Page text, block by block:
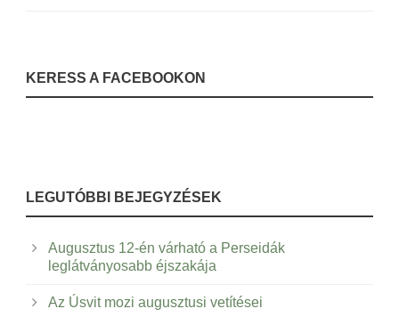
KERESS A FACEBOOKON
LEGUTÓBBI BEJEGYZÉSEK
Augusztus 12-én várható a Perseidák
leglátványosabb éjszakája
Az Úsvit mozi augusztusi vetítései